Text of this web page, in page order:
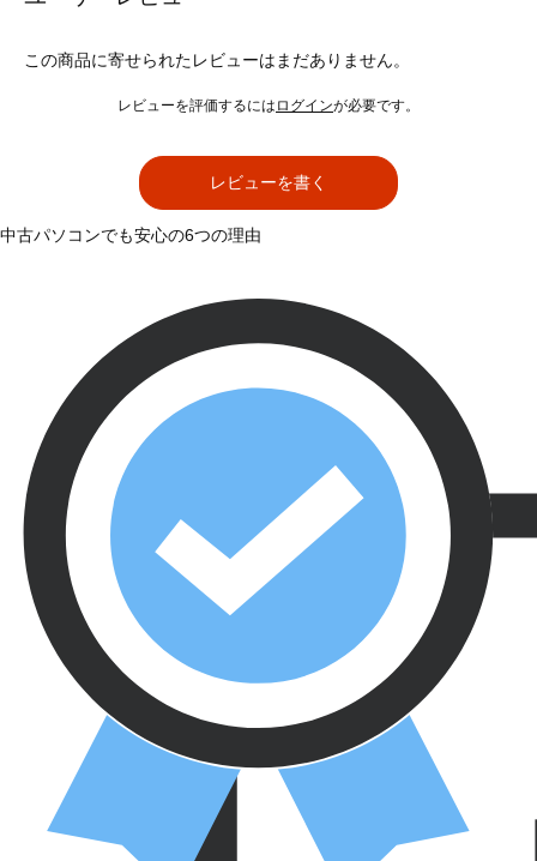
この商品に寄せられたレビューはまだありません。
レビューを評価するには ログインが必要です。
レビューを書く
中古パソコンでも安心の6つの理由